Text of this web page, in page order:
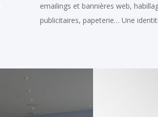
emailings et bannières web,
publicitaires, papeterie… Une